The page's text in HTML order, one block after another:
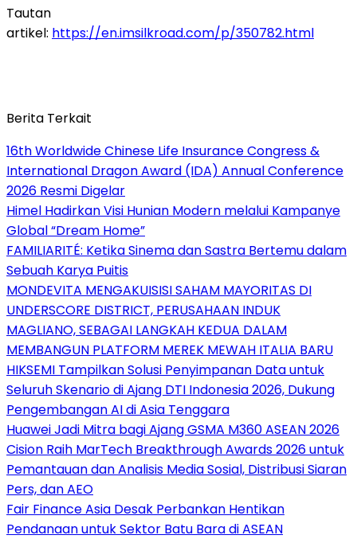
Tautan
artikel: https://en.imsilkroad.com/p/350782.html
Berita Terkait
16th Worldwide Chinese Life Insurance Congress &
International Dragon Award (IDA) Annual Conference
2026 Resmi Digelar
Himel Hadirkan Visi Hunian Modern melalui Kampanye
Global “Dream Home”
FAMILIARITÉ: Ketika Sinema dan Sastra Bertemu dalam
Sebuah Karya Puitis
MONDEVITA MENGAKUISISI SAHAM MAYORITAS DI
UNDERSCORE DISTRICT, PERUSAHAAN INDUK
MAGLIANO, SEBAGAI LANGKAH KEDUA DALAM
MEMBANGUN PLATFORM MEREK MEWAH ITALIA BARU
HIKSEMI Tampilkan Solusi Penyimpanan Data untuk
Seluruh Skenario di Ajang DTI Indonesia 2026, Dukung
Pengembangan AI di Asia Tenggara
Huawei Jadi Mitra bagi Ajang GSMA M360 ASEAN 2026
Cision Raih MarTech Breakthrough Awards 2026 untuk
Pemantauan dan Analisis Media Sosial, Distribusi Siaran
Pers, dan AEO
Fair Finance Asia Desak Perbankan Hentikan
Pendanaan untuk Sektor Batu Bara di ASEAN